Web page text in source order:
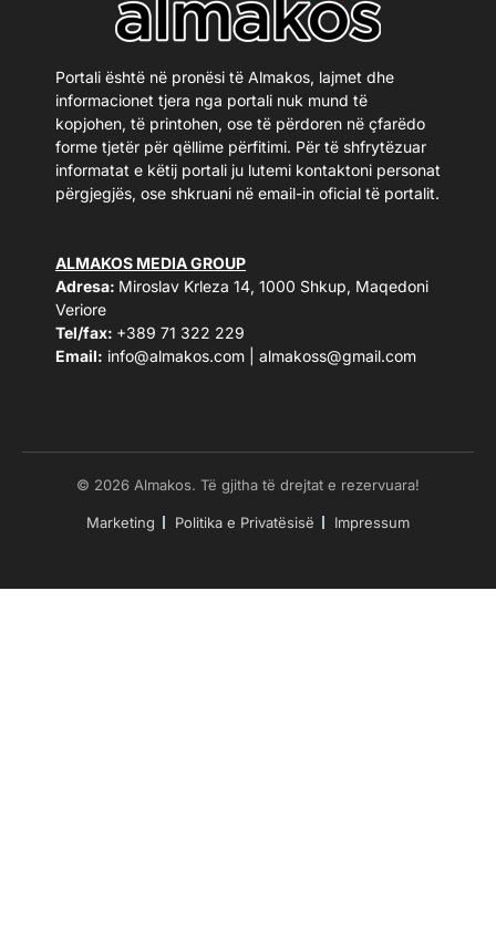
Portali është në pronësi të Almakos, lajmet dhe
informacionet tjera nga portali nuk mund të
kopjohen, të printohen, ose të përdoren në çfarëdo
forme tjetër për qëllime përfitimi. Për të shfrytëzuar
informatat e këtij portali ju lutemi kontaktoni personat
përgjegjës, ose shkruani në email-in oficial të portalit.
ALMAKOS MEDIA GROUP
Adresa: Miroslav Krleza 14, 1000 Shkup, Maqedoni
Veriore
Tel/fax: +389 71 322 229
Email: info@almakos.com almakoss@gmail.com
© 2026 Almakos. Të gjitha të drejtat e rezervuara!
Marketing Politika e Privatësisë Impressum